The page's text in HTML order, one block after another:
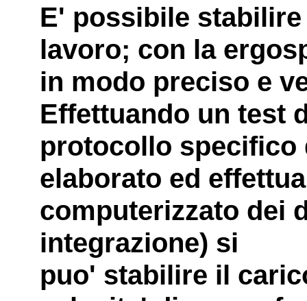
E' possibile
lavoro; con la
in modo preciso e
Effettuando un test
protocollo specifico
elaborato ed
computerizzato dei
integrazione) si
puo' stabilire il